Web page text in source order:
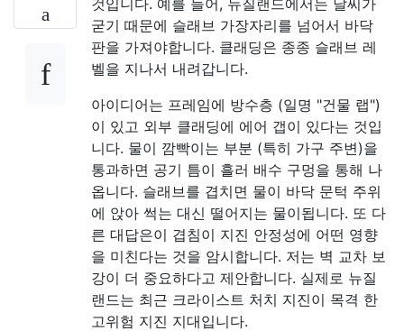
굳기 때문에 슬래브 가장자리를 넘어서 바닥
판을 가져야합니다. 클래딩은 종종 슬래브 레
벨을 지나서 내려갑니다.
아이디어는 프레임에 방수층 (일명 "건물 랩")
이 있고 외부 클래딩에 에어 갭이 있다는 것입
니다. 물이 깜빡이는 부분 (특히 가구 주변)을
통과하면 공기 틈이 흘러 배수 구멍을 통해 나
옵니다. 슬래브를 겹치면 물이 바닥 문턱 주위
에 앉아 썩는 대신 떨어지는 물이됩니다. 또 다
른 대답은이 겹침이 지진 안정성에 어떤 영향
을 미친다는 것을 암시합니다. 저는 벽 교차 보
강이 더 중요하다고 제안합니다. 실제로 뉴질
랜드는 최근 크라이스트 처치 지진이 목격 한
고위험 지진 지대입니다.